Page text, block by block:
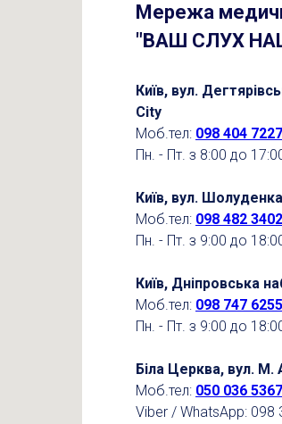
Мережа
"ВАШ СЛУХ
Київ, вул.
City
Моб.тел: 098 404 7227
Пн. - Пт. з 8:00 до
Київ, вул.
Моб.тел: 098 482 3402
Пн. - Пт. з 9:00 до
Київ, Дніпровська
Моб.тел: 098 747 6255
Пн. - Пт. з 9:00 до
Біла Церква, вул.
Моб.тел: 050 036 5367
Viber / WhatsApp: 098